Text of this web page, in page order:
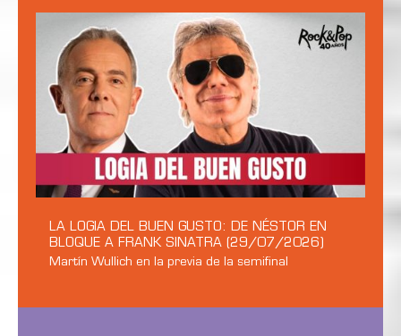
LA LOGIA DEL BUEN GUSTO: DE NÉSTOR EN
BLOQUE A FRANK SINATRA (29/07/2026)
Martín Wullich en la previa de la semifinal